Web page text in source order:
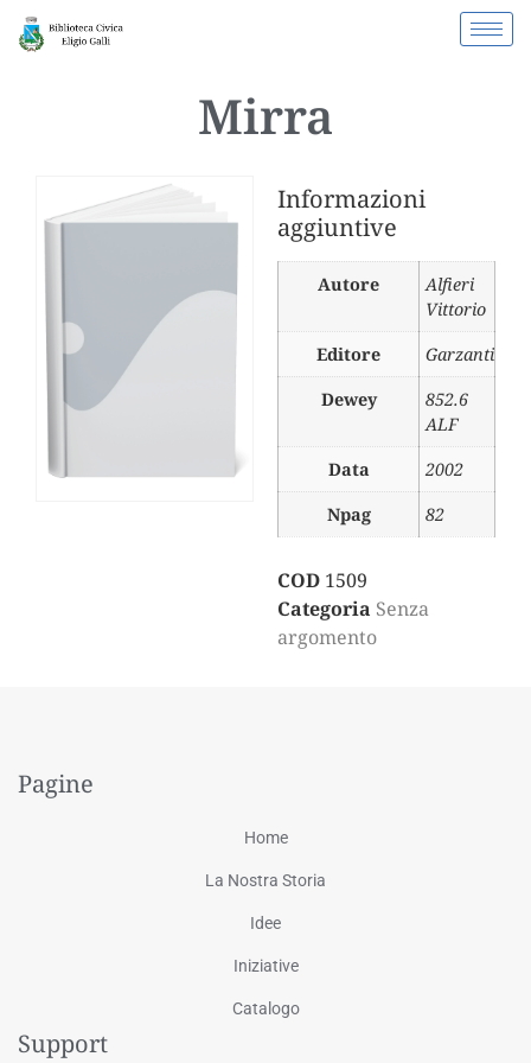
Mirra
Informazioni
aggiuntive
Autore
Alfieri
Vittorio
Editore
Garzanti
Dewey
852.6
ALF
Data
2002
Npag
82
COD 1509
Categoria Senza
argomento
Pagine
Home
La Nostra Storia
Idee
Iniziative
Catalogo
Support